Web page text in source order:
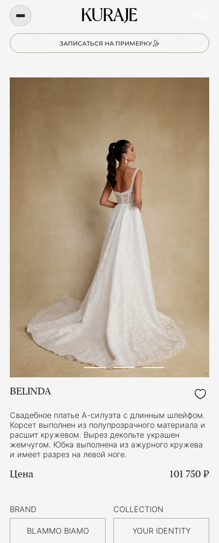
ЗАПИСАТЬСЯ НА ПРИМЕРКУ
BELINDA
Свадебное платье А-силуэта с длинным шлейфом.
Корсет выполнен из полупрозрачного материала и
расшит кружевом. Вырез декольте украшен
жемчугом. Юбка выполнена из ажурного кружева
и имеет разрез на левой ноге.
Цена 101 750 ₽
BRAND
BLAMMO BIAMO
COLLECTION
YOUR IDENTITY